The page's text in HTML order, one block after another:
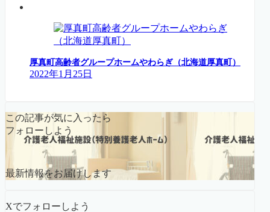
厚真町高齢者グループホームやわらぎ（北海道厚真町）
2022年1月25日
この記事が気に入ったら
フォローしよう
最新情報をお届けします
Xでフォローしよう